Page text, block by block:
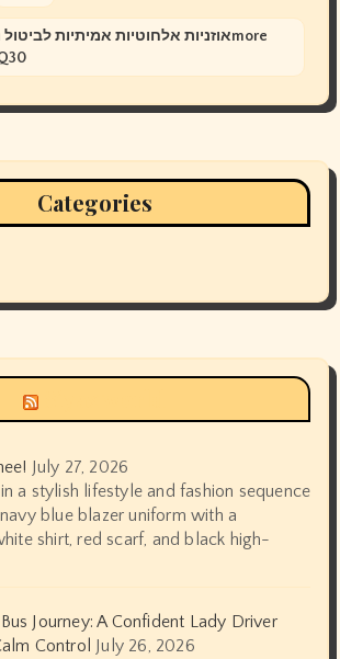
Categories
July 27, 2026
a stylish lifestyle and fashion sequence
blue blazer uniform with a
shirt, red scarf, and black high-
Journey: A Confident Lady Driver
Control July 26, 2026